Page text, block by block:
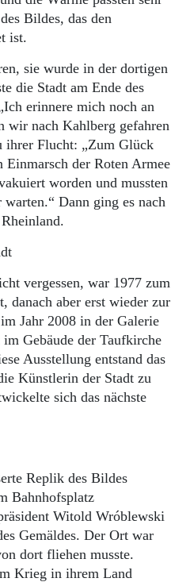
sind
Login
werden
Bildes, das den
ist.
sie wurde in der dortigen
die Stadt am Ende des
erinnere mich noch an
wir nach Kahlberg gefahren
ihrer Flucht: „Zum Glück
der Roten Armee
worden und mussten
Dann ging es nach
vergessen, war 1977 zum
danach aber erst wieder zur
Jahr 2008 in der Galerie
Gebäude der Taufkirche
Ausstellung entstand das
Künstlerin der Stadt zu
sich das nächste
Replik des Bildes
Bahnhofsplatz
Witold Wróblewski
Gemäldes. Der Ort war
dort fliehen musste.
Krieg in ihrem Land